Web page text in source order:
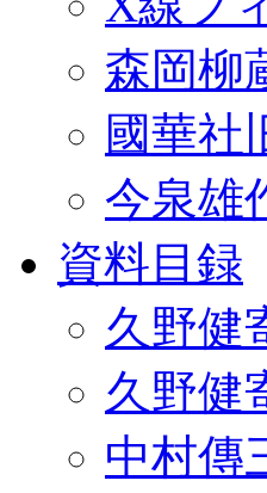
森岡柳
國華社
今泉雄
資料目録
久野健
久野健
中村傳